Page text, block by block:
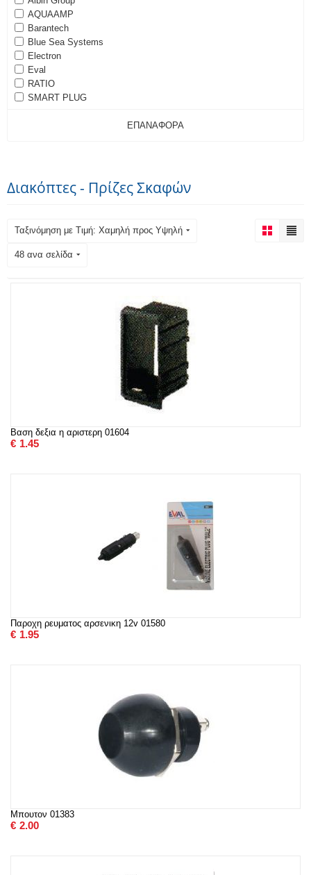
AQUAAMP
Barantech
Blue Sea Systems
Electron
Eval
RATIO
SMART PLUG
ΕΠΑΝΑΦΟΡΆ
Διακόπτες - Πρίζες Σκαφών
Ταξινόμηση με Τιμή: Χαμηλή προς Υψηλή
48 ανα σελίδα
Βαση δεξια η αριστερη 01604
€ 1.45
Παροχη ρευματος αρσενικη 12v 01580
€ 1.95
Μπουτον 01383
€ 2.00